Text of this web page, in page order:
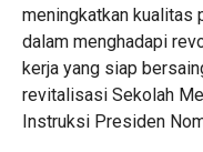
meningkatkan kualitas
dalam menghadapi
kerja yang siap
revitalisasi Sekolah
Instruksi Presiden